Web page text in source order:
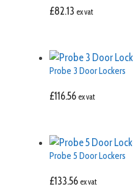
£82.13 ex vat
Probe 3 Door Lockers
£116.56 ex vat
Probe 5 Door Lockers
£133.56 ex vat